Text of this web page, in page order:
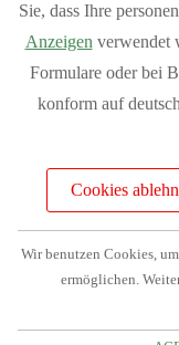
Sondermodelle
hre Vorteile bei
Fachberatung:
Verkauf vom
Produziert in
Bequemer
Bundesweite
Individuelle
Sie, dass Ihre
Anzeigenverwendet
Formulare oder bei
konform auf
Cookies
Wir benutzen Cookies,
ermöglichen.